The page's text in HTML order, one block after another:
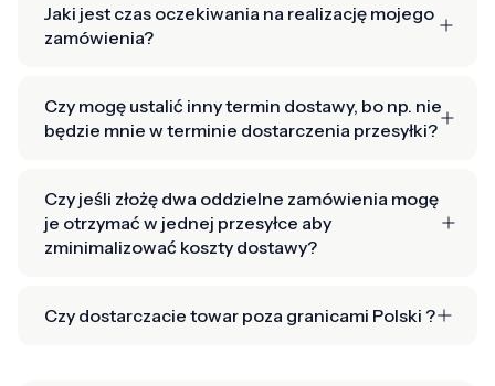
Jaki jest czas oczekiwania na realizację mojego
zamówienia?
Czy mogę ustalić inny termin dostawy, bo np. nie
będzie mnie w terminie dostarczenia przesyłki?
Czy jeśli złożę dwa oddzielne zamówienia mogę
je otrzymać w jednej przesyłce aby
zminimalizować koszty dostawy?
Czy dostarczacie towar poza granicami Polski ?